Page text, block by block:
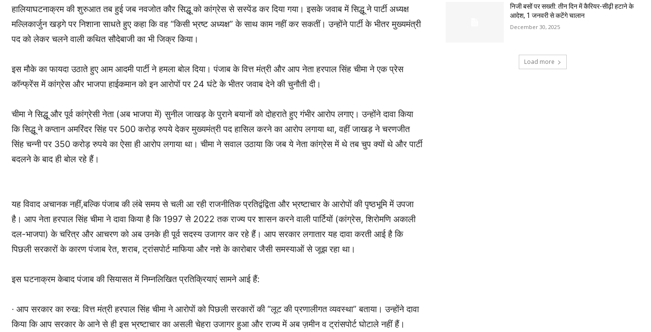
हालियाघटनाक्रम की शुरुआत तब हुई जब नवजोत कौर सिद्धू को कांग्रेस से सस्पेंड कर दिया गया। इसके जवाब में सिद्धू ने पार्टी अध्यक्ष
मल्लिकार्जुन खड़गे पर निशाना साधते हुए कहा कि वह “किसी भ्रष्ट अध्यक्ष” के साथ काम नहीं कर सकतीं। उन्होंने पार्टी के भीतर मुख्यमंत्री
पद को लेकर चलने वाली कथित सौदेबाजी का भी जिक्र किया।
इस मौके का फायदा उठाते हुए आम आदमी पार्टी ने हमला बोल दिया। पंजाब के वित्त मंत्री और आप नेता हरपाल सिंह चीमा ने एक प्रेस
कॉन्फ्रेंस में कांग्रेस और भाजपा हाईकमान को इन आरोपों पर 24 घंटे के भीतर जवाब देने की चुनौती दी।
चीमा ने सिद्धू और पूर्व कांग्रेसी नेता (अब भाजपा में) सुनील जाखड़ के पुराने बयानों को दोहराते हुए गंभीर आरोप लगाए। उन्होंने दावा किया
कि सिद्धू ने कप्तान अमरिंदर सिंह पर 500 करोड़ रुपये देकर मुख्यमंत्री पद हासिल करने का आरोप लगाया था, वहीं जाखड़ ने चरणजीत
सिंह चन्नी पर 350 करोड़ रुपये का ऐसा ही आरोप लगाया था। चीमा ने सवाल उठाया कि जब ये नेता कांग्रेस में थे तब चुप क्यों थे और पार्टी
बदलने के बाद ही बोल रहे हैं।
यह विवाद अचानक नहीं,बल्कि पंजाब की लंबे समय से चली आ रही राजनीतिक प्रतिद्वंद्विता और भ्रष्टाचार के आरोपों की पृष्ठभूमि में उपजा
है। आप नेता हरपाल सिंह चीमा ने दावा किया है कि 1997 से 2022 तक राज्य पर शासन करने वाली पार्टियों (कांग्रेस, शिरोमणि अकाली
दल-भाजपा) के चरित्र और आचरण को अब उनके ही पूर्व सदस्य उजागर कर रहे हैं। आप सरकार लगातार यह दावा करती आई है कि
पिछली सरकारों के कारण पंजाब रेत, शराब, ट्रांसपोर्ट माफिया और नशे के कारोबार जैसी समस्याओं से जूझ रहा था।
इस घटनाक्रम केबाद पंजाब की सियासत में निम्नलिखित प्रतिक्रियाएं सामने आई हैं:
· आप सरकार का रुख: वित्त मंत्री हरपाल सिंह चीमा ने आरोपों को पिछली सरकारों की “लूट की प्रणालीगत व्यवस्था” बताया। उन्होंने दावा
किया कि आप सरकार के आने से ही इस भ्रष्टाचार का असली चेहरा उजागर हुआ और राज्य में अब ज़मीन व ट्रांसपोर्ट घोटाले नहीं हैं।
निजी बसों पर सख्ती: तीन दिन में कैरियर-सीढ़ी हटाने के
आदेश, 1 जनवरी से कटेंगे चालान
December 30, 2025
Load more